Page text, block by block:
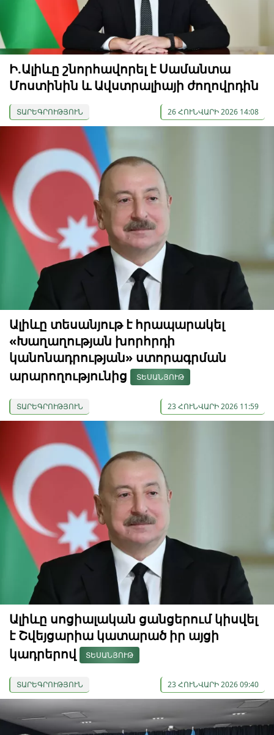
Ի.Ալիևը շնորհավորել է Սամանտա
Մոստինին և Ավստրալիայի ժողովրդին
ՏԱՐԵԳՐՈՒԹՅՈՒՆ 26 ՀՈՒՆՎԱՐԻ 2026 14:08
Ալիևը տեսանյութ է հրապարակել
«Խաղաղության խորհրդի
կանոնադրության» ստորագրման
արարողությունից
ՏԵՍԱՆՅՈՒԹ
ՏԱՐԵԳՐՈՒԹՅՈՒՆ 23 ՀՈՒՆՎԱՐԻ 2026 11:59
Ալիևը սոցիալական ցանցերում կիսվել
է Շվեյցարիա կատարած իր այցի
կադրերով
ՏԵՍԱՆՅՈՒԹ
ՏԱՐԵԳՐՈՒԹՅՈՒՆ 23 ՀՈՒՆՎԱՐԻ 2026 09:40